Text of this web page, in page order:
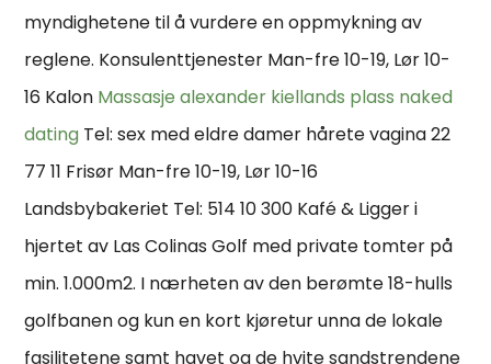
myndighetene til å vurdere en oppmykning av
reglene. Konsulenttjenester Man-fre 10-19, Lør 10-
16 Kalon Massasje alexander kiellands plass naked
dating Tel: sex med eldre damer hårete vagina 22
77 11 Frisør Man-fre 10-19, Lør 10-16
Landsbybakeriet Tel: 514 10 300 Kafé & Ligger i
hjertet av Las Colinas Golf med private tomter på
min. 1.000m2. I nærheten av den berømte 18-hulls
golfbanen og kun en kort kjøretur unna de lokale
fasilitetene samt havet og de hvite sandstrendene